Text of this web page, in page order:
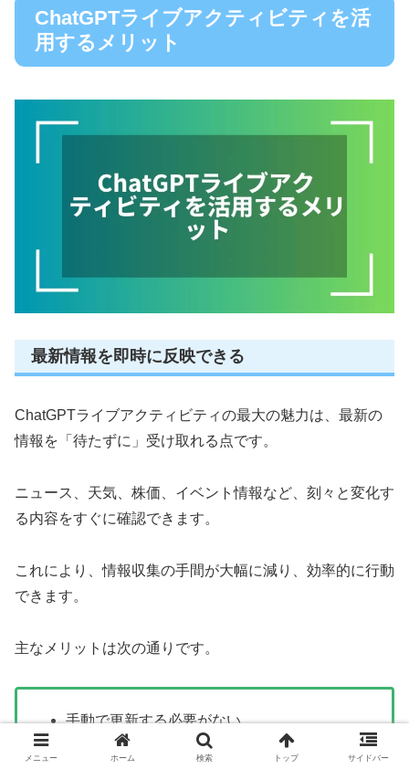
ChatGPTライブアクティビティを活
用するメリット
最新情報を即時に反映できる
ChatGPTライブアクティビティの最大の魅力は、最新の
情報を「待たずに」受け取れる点です。
ニュース、天気、株価、イベント情報など、刻々と変化す
る内容をすぐに確認できます。
これにより、情報収集の手間が大幅に減り、効率的に行動
できます。
主なメリットは次の通りです。
手動で更新する必要がない
リアルタイムで変化を追える
メニュー ホーム 検索 トップ サイドバー